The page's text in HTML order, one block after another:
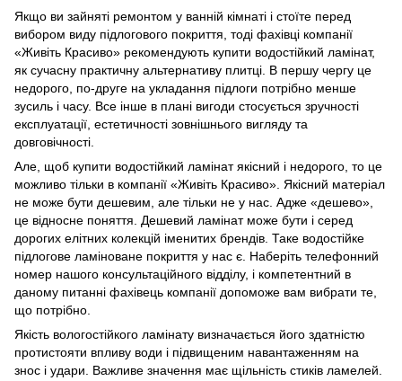
Якщо ви зайняті ремонтом у ванній кімнаті і стоїте перед
вибором виду підлогового покриття, тоді фахівці компанії
«Живіть Красиво» рекомендують купити водостійкий ламінат,
як сучасну практичну альтернативу плитці. В першу чергу це
недорого, по-друге на укладання підлоги потрібно менше
зусиль і часу. Все інше в плані вигоди стосується зручності
експлуатації, естетичності зовнішнього вигляду та
довговічності.
Але, щоб купити водостійкий ламінат якісний і недорого, то це
можливо тільки в компанії «Живіть Красиво». Якісний матеріал
не може бути дешевим, але тільки не у нас. Адже «дешево»,
це відносне поняття. Дешевий ламінат може бути і серед
дорогих елітних колекцій іменитих брендів. Таке водостійке
підлогове ламіноване покриття у нас є. Наберіть телефонний
номер нашого консультаційного відділу, і компетентний в
даному питанні фахівець компанії допоможе вам вибрати те,
що потрібно.
Якість вологостійкого ламінату визначається його здатністю
протистояти впливу води і підвищеним навантаженням на
знос і удари. Важливе значення має щільність стиків ламелей.